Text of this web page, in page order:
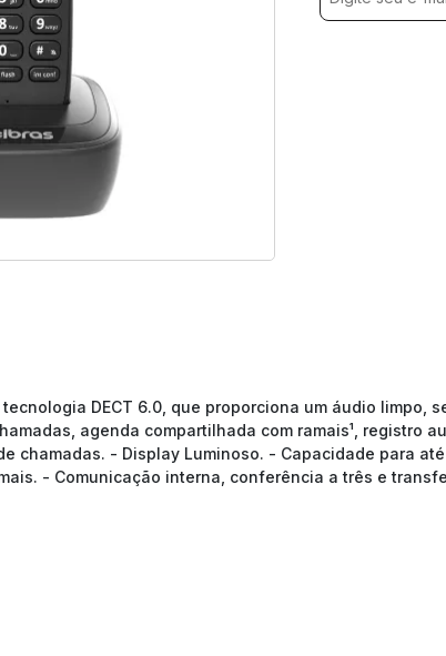
DECT 6.0, que proporciona um áudio limpo,
agenda compartilhada com ramais¹, registro
chamadas. - Display Luminoso. - Capacidade para
- Comunicação interna, conferência a três e